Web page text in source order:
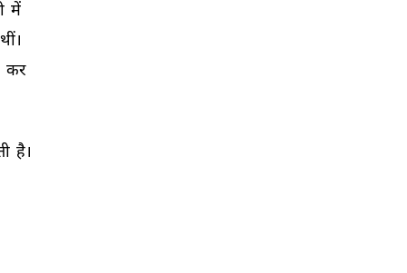
में
थीं।
कर
है।